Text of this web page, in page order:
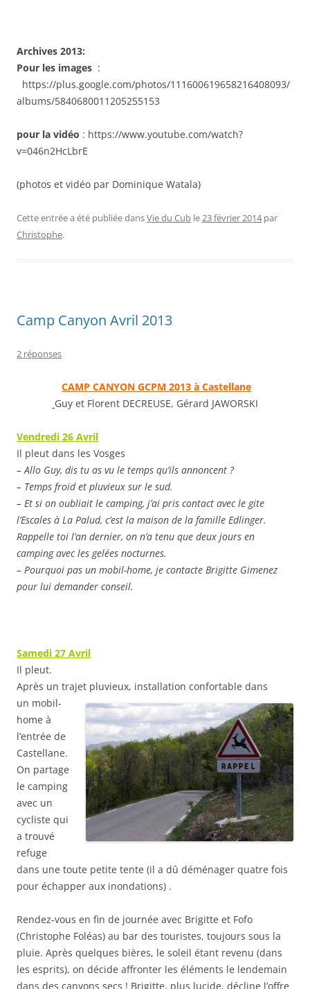
Archives 2013:
Pour les images :
https://plus.google.com/photos/111600619658216408093/
albums/5840680011205255153
pour la vidéo : https://www.youtube.com/watch?
v=046n2HcLbrE
(photos et vidéo par Dominique Watala)
Cette entrée a été publiée dansVie du Cub le23 février 2014 par
Christophe.
Camp Canyon Avril 2013
2 réponses
CAMP CANYON GCPM 2013 à Castellane
Guy et Florent DECREUSE, Gérard JAWORSKI
Vendredi 26 Avril
Il pleut dans les Vosges
– Allo Guy, dis tu as vu le temps qu’ils annoncent ?
– Temps froid et pluvieux sur le sud.
– Et si on oubliait le camping, j’ai pris contact avec le gite
l’Escales à La Palud, c’est la maison de la famille Edlinger.
Rappelle toi l’an dernier, on n’a tenu que deux jours en
camping avec les gelées nocturnes.
– Pourquoi pas un mobil-home, je contacte Brigitte Gimenez
pour lui demander conseil.
Samedi 27 Avril
Il pleut.
Après un trajet pluvieux, installation confortable dans
un mobil-
home à
l’entrée de
Castellane.
On partage
le camping
avec un
cycliste qui
a trouvé
refuge
dans une toute petite tente (il a dû déménager quatre fois
pour échapper aux inondations) .
Rendez-vous en fin de journée avec Brigitte et Fofo
(Christophe Foléas) au bar des touristes, toujours sous la
pluie. Après quelques bières, le soleil étant revenu (dans
les esprits), on décide affronter les éléments le lendemain
dans des canyons secs ! Brigitte, plus lucide, décline l’offre